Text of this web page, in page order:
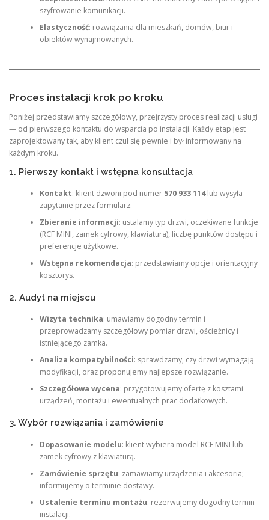
szyfrowanie komunikacji.
Elastyczność: rozwiązania dla mieszkań, domów, biur i
obiektów wynajmowanych.
Proces instalacji krok po kroku
Poniżej przedstawiamy szczegółowy, przejrzysty proces realizacji usługi
— od pierwszego kontaktu do wsparcia po instalacji. Każdy etap jest
zaprojektowany tak, aby klient czuł się pewnie i był informowany na
każdym kroku.
1. Pierwszy kontakt i wstępna konsultacja
Kontakt: klient dzwoni pod numer 570 933 114lub wysyła
zapytanie przez formularz.
Zbieranie informacji: ustalamy typ drzwi, oczekiwane funkcje
(RCF MINI, zamek cyfrowy, klawiatura), liczbę punktów dostępu i
preferencje użytkowe.
Wstępna rekomendacja: przedstawiamy opcje i orientacyjny
kosztorys.
2. Audyt na miejscu
Wizyta technika: umawiamy dogodny termin i
przeprowadzamy szczegółowy pomiar drzwi, ościeżnicy i
istniejącego zamka.
Analiza kompatybilności: sprawdzamy, czy drzwi wymagają
modyfikacji, oraz proponujemy najlepsze rozwiązanie.
Szczegółowa wycena: przygotowujemy ofertę z kosztami
urządzeń, montażu i ewentualnych prac dodatkowych.
3. Wybór rozwiązania i zamówienie
Dopasowanie modelu: klient wybiera model RCF MINI lub
zamek cyfrowy z klawiaturą.
Zamówienie sprzętu: zamawiamy urządzenia i akcesoria;
informujemy o terminie dostawy.
Ustalenie terminu montażu: rezerwujemy dogodny termin
instalacji.